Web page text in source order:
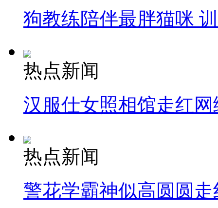
狗教练陪伴最胖猫咪
热点新闻
汉服仕女照相馆走红网
热点新闻
警花学霸神似高圆圆走